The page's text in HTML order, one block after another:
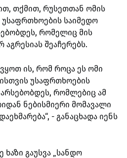
თქმით, რუსეთთან ომის
უსაფრთხოების საიმედო
რომელიც მის
აგრესიას შეაჩერებს.
ის, რომ როცა ეს ომი
უსაფრთხოების
არსებობდეს, რომლებიც ამ
ნებისმიერი მომავალი
- განაცხადა იენს
გაუსვა „სანდო